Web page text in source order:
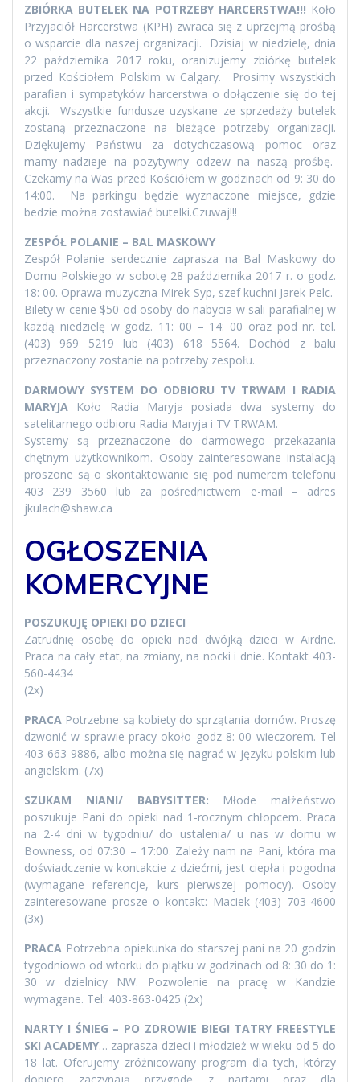
ZBIÓRKA BUTELEK NA POTRZEBY HARCERSTWA!!! Koło
Przyjaciół Harcerstwa (KPH) zwraca się z uprzejmą prośbą
o wsparcie dla naszej organizacji. Dzisiaj w niedzielę, dnia
22 października 2017 roku, oranizujemy zbiórkę butelek
przed Kościołem Polskim w Calgary. Prosimy wszystkich
parafian i sympatyków harcerstwa o dołączenie się do tej
akcji. Wszystkie fundusze uzyskane ze sprzedaży butelek
zostaną przeznaczone na bieżące potrzeby organizacji.
Dziękujemy Państwu za dotychczasową pomoc oraz
mamy nadzieje na pozytywny odzew na naszą prośbę.
Czekamy na Was przed Kościółem w godzinach od 9: 30 do
14:00. Na parkingu będzie wyznaczone miejsce, gdzie
bedzie można zostawiać butelki.Czuwaj!!!
ZESPÓŁ POLANIE – BAL MASKOWY
Zespół Polanie serdecznie zaprasza na Bal Maskowy do
Domu Polskiego w sobotę 28 października 2017 r. o godz.
18: 00. Oprawa muzyczna Mirek Syp, szef kuchni Jarek Pelc.
Bilety w cenie $50 od osoby do nabycia w sali parafialnej w
każdą niedzielę w godz. 11: 00 – 14: 00 oraz pod nr. tel.
(403) 969 5219 lub (403) 618 5564. Dochód z balu
przeznaczony zostanie na potrzeby zespołu.
DARMOWY SYSTEM DO ODBIORU TV TRWAM I RADIA
MARYJA Koło Radia Maryja posiada dwa systemy do
satelitarnego odbioru Radia Maryja i TV TRWAM.
Systemy są przeznaczone do darmowego przekazania
chętnym użytkownikom. Osoby zainteresowane instalacją
proszone są o skontaktowanie się pod numerem telefonu
403 239 3560 lub za pośrednictwem e-mail – adres
jkulach@shaw.ca
OGŁOSZENIA
KOMERCYJNE
POSZUKUJĘ OPIEKI DO DZIECI
Zatrudnię osobę do opieki nad dwójką dzieci w Airdrie.
Praca na cały etat, na zmiany, na nocki i dnie. Kontakt 403-
560-4434
(2x)
PRACA Potrzebne są kobiety do sprzątania domów. Proszę
dzwonić w sprawie pracy około godz 8: 00 wieczorem. Tel
403-663-9886, albo można się nagrać w języku polskim lub
angielskim. (7x)
SZUKAM NIANI/ BABYSITTER: Młode małżeństwo
poszukuje Pani do opieki nad 1-rocznym chłopcem. Praca
na 2-4 dni w tygodniu/ do ustalenia/ u nas w domu w
Bowness, od 07:30 – 17:00. Zależy nam na Pani, która ma
doświadczenie w kontakcie z dziećmi, jest ciepła i pogodna
(wymagane referencje, kurs pierwszej pomocy). Osoby
zainteresowane prosze o kontakt: Maciek (403) 703-4600
(3x)
PRACA Potrzebna opiekunka do starszej pani na 20 godzin
tygodniowo od wtorku do piątku w godzinach od 8: 30 do 1:
30 w dzielnicy NW. Pozwolenie na pracę w Kandzie
wymagane. Tel: 403-863-0425 (2x)
NARTY I ŚNIEG – PO ZDROWIE BIEG! TATRY FREESTYLE
SKI ACADEMY… zaprasza dzieci i młodzież w wieku od 5 do
18 lat. Oferujemy zróżnicowany program dla tych, którzy